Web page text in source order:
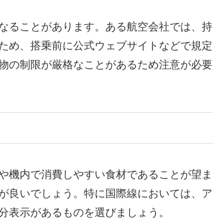
ることがあります。ある航空会社では、持
め、搭乗前に公式ウェブサイトなどで規定
の制限が厳格なことがあるため注意が必要
機内で消費しやすい食材であることが望ま
良いでしょう。特に国際線においては、ア
示があるものを選びましょう。